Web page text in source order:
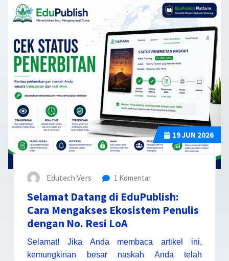
19JUN 2026
Edutech Vers 1 Komentar
Selamat Datang di EduPublish:
Cara Mengakses Ekosistem Penulis
dengan No. Resi LoA
Selamat! Jika Anda membaca artikel ini,
kemungkinan besar naskah Anda telah